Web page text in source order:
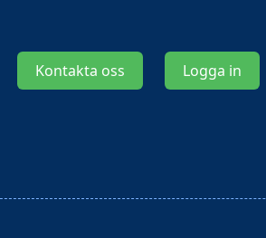
Kontakta oss Logga in